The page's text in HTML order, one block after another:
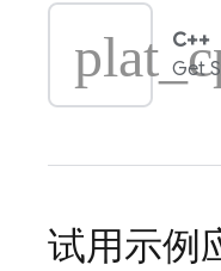
C++
Get
试用示例